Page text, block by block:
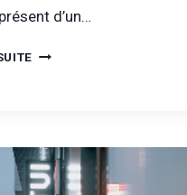
d’un…
[DANS
NOUVEAU
CANNABINOÏDE
HHC